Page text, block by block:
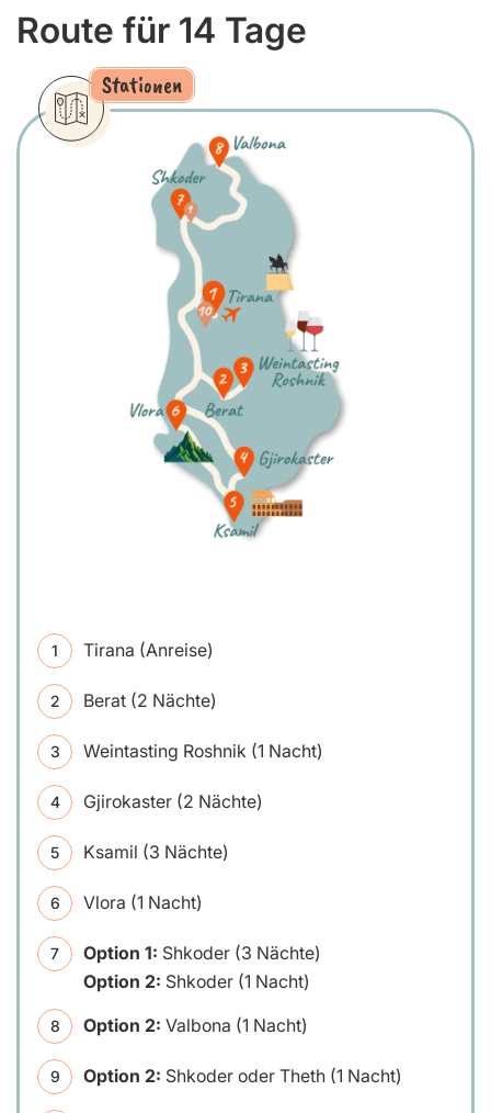
Route für 14 Tage
Stationen
Tirana (Anreise)
Berat (2 Nächte)
Weintasting Roshnik (1 Nacht)
Gjirokaster (2 Nächte)
Ksamil (3 Nächte)
Vlora (1 Nacht)
Option 1: Shkoder (3 Nächte)
Option 2: Shkoder (1 Nacht)
Option 2: Valbona (1 Nacht)
Option 2: Shkoder oder Theth (1 Nacht)